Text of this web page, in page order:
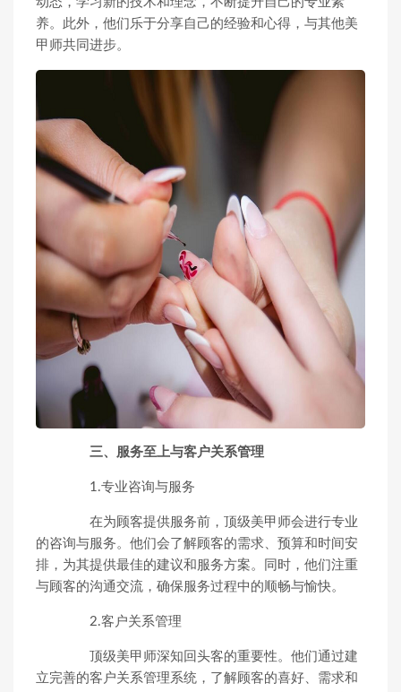
养。此外，他们乐于分享自己的经验和心得，与其他美
甲师共同进步。
三、服务至上与客户关系管理
1.专业咨询与服务
在为顾客提供服务前，顶级美甲师会进行专业
的咨询与服务。他们会了解顾客的需求、预算和时间安
排，为其提供最佳的建议和服务方案。同时，他们注重
与顾客的沟通交流，确保服务过程中的顺畅与愉快。
2.客户关系管理
顶级美甲师深知回头客的重要性。他们通过建
立完善的客户关系管理系统，了解顾客的喜好、需求和